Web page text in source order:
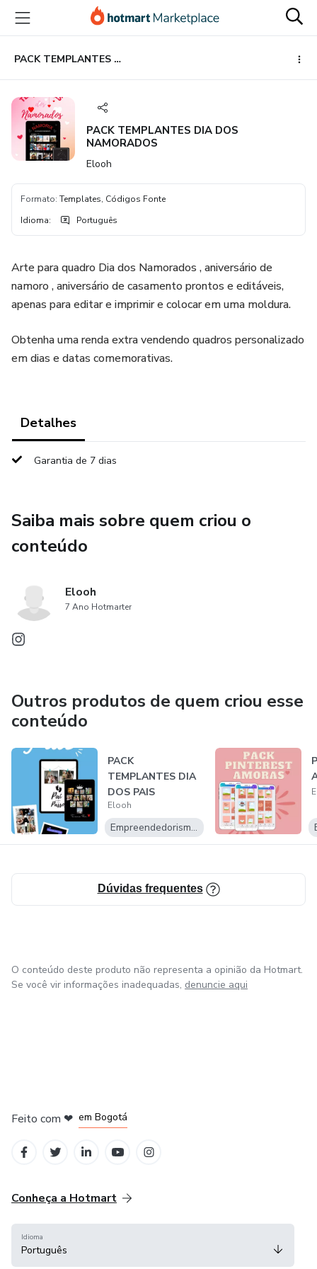
para
conteúdo
principal
para
pagamento
para
rodapé
PACK TEMPLANTES DIA DOS NAMORADOS
PACK TEMPLANTES DIA DOS
NAMORADOS
Elooh
Formato: Templates, Códigos Fonte
Idioma: Português
Arte para quadro Dia dos Namorados , aniversário de
namoro , aniversário de casamento prontos e editáveis,
apenas para editar e imprimir e colocar em uma moldura.
Obtenha uma renda extra vendendo quadros personalizado
em dias e datas comemorativas.
Detalhes
Garantia de 7 dias
Saiba mais sobre quem criou o
conteúdo
Elooh
7 Ano Hotmarter
Outros produtos de quem criou esse
conteúdo
PACK
TEMPLANTES DIA
DOS PAIS
Elooh
Empreendedorismo Digital
Dúvidas frequentes
O conteúdo deste produto não representa a opinião da Hotmart.
Se você vir informações inadequadas, denuncie aqui
Feito com ❤ em Bogotá
Conheça a Hotmart
Idioma
Português